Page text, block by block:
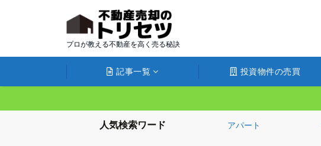
プロが教える不動産を高く売る秘訣
記事一覧 投資物件の売買
人気検索ワード アパート